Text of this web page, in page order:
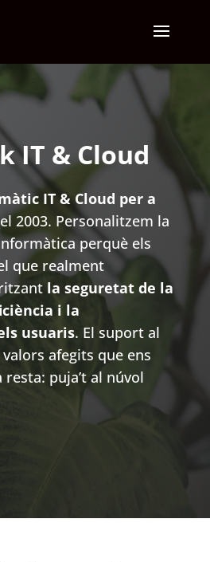
IT & Cloud
IT & Cloud per a
2003. Personalitzem la
perquè els
que realment
la seguretat de la
i la
usuaris. El suport al
afegits que ens
puja’t al núvol